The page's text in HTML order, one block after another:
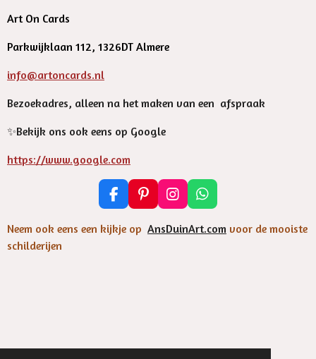
Art On Cards
Parkwijklaan 112, 1326DT Almere
info@artoncards.nl
Bezoekadres, alleen na het maken van een afspraak
✨️Bekijk ons ook eens op Google
https://www.google.com
F
a
c
P
i
n
I
n
s
W
h
a
Neem ook eens een kijkje op AnsDuinArt.com voor de mooiste
schilderijen